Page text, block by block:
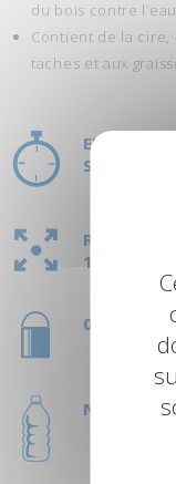
du bois contre
Contient de la
taches et aux
ENTRE LES
SÉCHAGE
RENDEMENT
12 M
0,5L - 1L